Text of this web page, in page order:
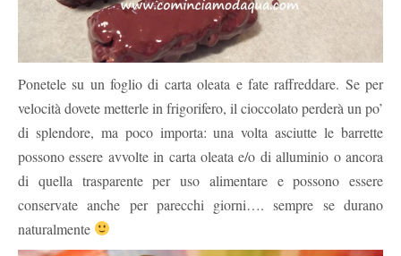
Ponetele su un foglio di carta oleata e fate raffreddare. Se per
velocità dovete metterle in frigorifero, il cioccolato perderà un po’
di splendore, ma poco importa: una volta asciutte le barrette
possono essere avvolte in carta oleata e/o di alluminio o ancora
di quella trasparente per uso alimentare e possono essere
conservate anche per parecchi giorni…. sempre se durano
naturalmente